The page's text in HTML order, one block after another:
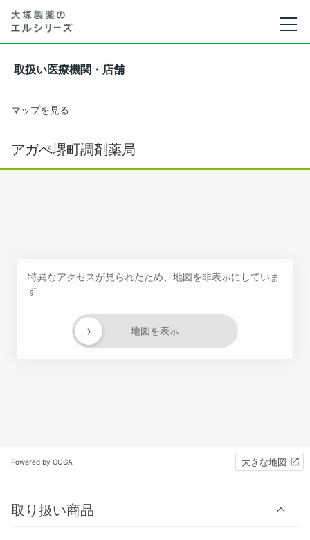
取扱い医療機関・店舗
マップを見る
アガぺ堺町調剤薬局
特異なアクセスが見られたため、地図を非表示にしていま
す
地図を表示
›
Powered by GOGA 大きな地図
取り扱い商品